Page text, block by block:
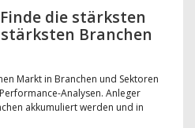
die stärksten
Branchen
Markt in Branchen und Sektoren
Analysen. Anleger
akkumuliert werden und in